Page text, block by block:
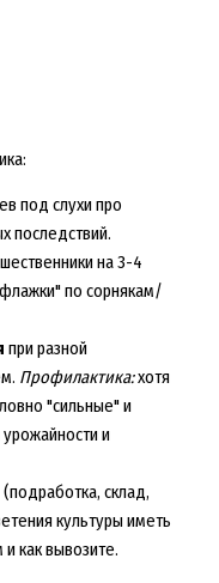
под слухи про
последствий.
на 3-4
по сорнякам/
при разной
Профилактика:хотя
"сильные" и
и
(подработка, склад,
культуры иметь
и как вывозите.